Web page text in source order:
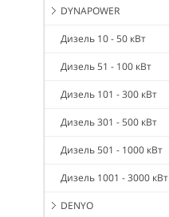
DYNAPOWER
Дизель 10 - 50 кВт
Дизель 51 - 100 кВт
Дизель 101 - 300 кВт
Дизель 301 - 500 кВт
Дизель 501 - 1000 кВт
Дизель 1001 - 3000 кВт
DENYO